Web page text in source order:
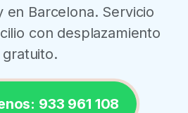
en Barcelona. Servicio
con desplazamiento
gratuito.
933 961 108